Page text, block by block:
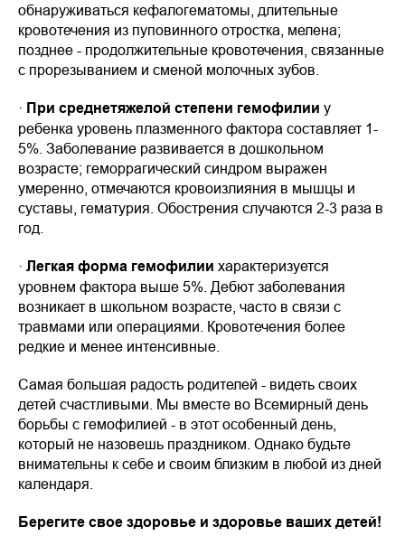
обнаруживаться кефалогематомы, длительные
кровотечения из пуповинного отростка, мелена;
позднее - продолжительные кровотечения, связанные
с прорезыванием и сменой молочных зубов.
· При среднетяжелой степени гемофилии у
ребенка уровень плазменного фактора составляет 1-
5%. Заболевание развивается в дошкольном
возрасте; геморрагический синдром выражен
умеренно, отмечаются кровоизлияния в мышцы и
суставы, гематурия. Обострения случаются 2-3 раза в
год.
· Легкая форма гемофилии характеризуется
уровнем фактора выше 5%. Дебют заболевания
возникает в школьном возрасте, часто в связи с
травмами или операциями. Кровотечения более
редкие и менее интенсивные.
Самая большая радость родителей - видеть своих
детей счастливыми. Мы вместе во Всемирный день
борьбы с гемофилией - в этот особенный день,
который не назовешь праздником. Однако будьте
внимательны к себе и своим близким в любой из дней
календаря.
Берегите свое здоровье и здоровье ваших детей!